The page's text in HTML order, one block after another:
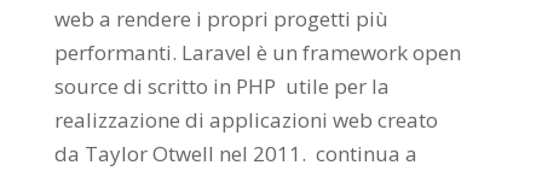
web a rendere i propri progetti più
performanti. Laravel è un framework open
source di scritto in PHP utile per la
realizzazione di applicazioni web creato
da Taylor Otwell nel 2011. continua a